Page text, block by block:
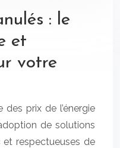
: le
et
votre
prix de l’énergie
de solutions
respectueuses de